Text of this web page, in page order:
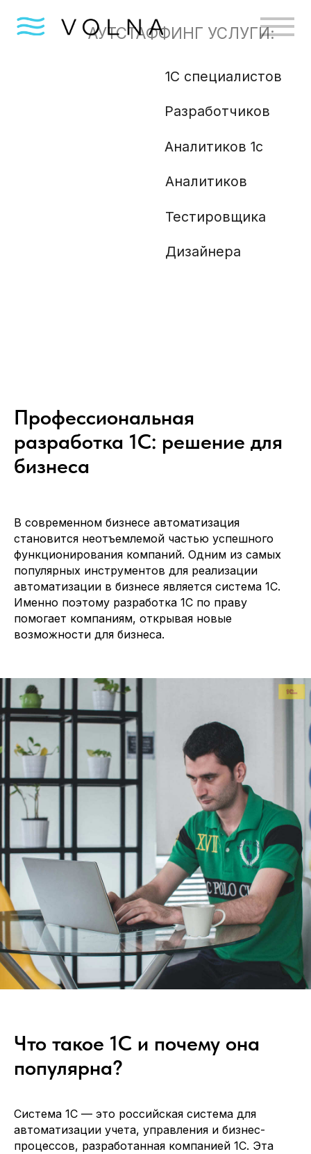
Разработчиков
Аналитиков 1с
Тестировщика
Дизайнера
АУТСТАФФИНГ УСЛУГИ:
Профессиональная
разработка 1С: решение для
бизнеса
В современном бизнесе автоматизация
становится неотъемлемой частью успешного
функционирования компаний. Одним из самых
популярных инструментов для реализации
автоматизации в бизнесе является система 1С.
Именно поэтому разработка 1С по праву
помогает компаниям, открывая новые
возможности для бизнеса.
Что такое 1С и почему она
популярна?
Система 1С — это российская система для
автоматизации учета, управления и бизнес-
процессов, разработанная компанией 1С. Эта